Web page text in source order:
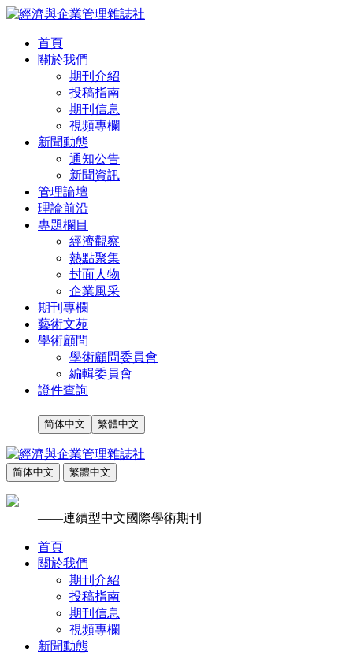
首頁
關於我們
期刊介紹
投稿指南
期刊信息
視頻專欄
新聞動態
通知公告
新聞資訊
管理論壇
理論前沿
專題欄目
經濟觀察
熱點聚集
封面人物
企業風采
期刊專欄
藝術文苑
學術顧問
學術顧問委員會
編輯委員會
證件查詢
简体中文 繁體中文
简体中文 繁體中文
——連續型中文國際學術期刊
首頁
關於我們
期刊介紹
投稿指南
期刊信息
視頻專欄
新聞動態